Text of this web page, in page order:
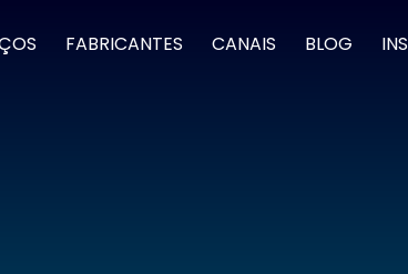
FABRICANTES CANAIS BLOG